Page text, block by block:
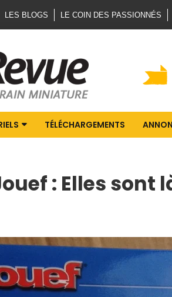
LES BLOGS LE COIN DES PASSIONNÉS
TÉLÉCHARGEMENTS
: Elles sont